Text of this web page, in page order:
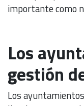
importante como
Los
gestión
Los